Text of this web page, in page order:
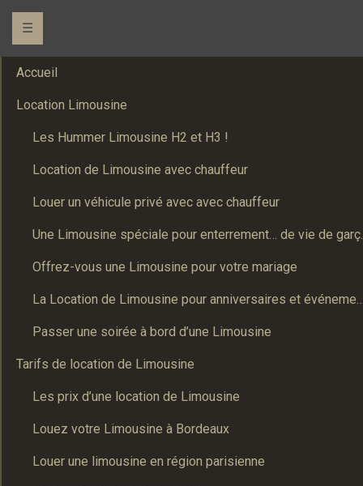
☰
Accueil
Location Limousine
Les Hummer Limousine H2 et H3 !
Location de Limousine avec chauffeur
Louer un véhicule privé avec avec chauffeur
Une
Offrez-vous une Limousine pour votre mariage
La Location de Limousine pour
Passer une soirée à bord d’une Limousine
Tarifs de location de Limousine
Les prix d’une location de Limousine
Louez votre Limousine à Bordeaux
Louer une limousine en région parisienne